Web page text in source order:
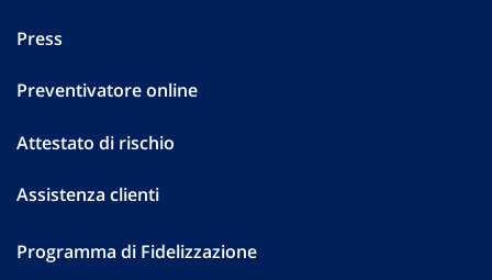
Press
Preventivatore online
Attestato di rischio
Assistenza clienti
Programma di Fidelizzazione